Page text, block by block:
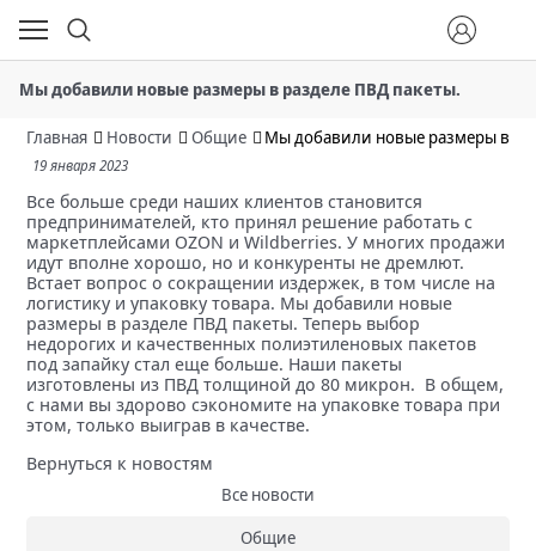
Мы добавили новые размеры в разделе ПВД пакеты.
Главная Новости Общие Мы добавили новые размеры в
19 января 2023
Все больше среди наших клиентов становится
предпринимателей, кто принял решение работать с
маркетплейсами OZON и Wildberries. У многих продажи
идут вполне хорошо, но и конкуренты не дремлют.
Встает вопрос о сокращении издержек, в том числе на
логистику и упаковку товара. Мы добавили новые
размеры в разделе ПВД пакеты. Теперь выбор
недорогих и качественных полиэтиленовых пакетов
под запайку стал еще больше. Наши пакеты
изготовлены из ПВД толщиной до 80 микрон. В общем,
с нами вы здорово сэкономите на упаковке товара при
этом, только выиграв в качестве.
Вернуться к новостям
Все новости
Общие